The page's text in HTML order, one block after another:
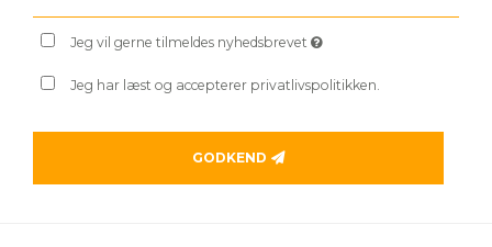
Jeg vil gerne tilmeldes nyhedsbrevet
Jeg har læst og accepterer privatlivspolitikken.
GODKEND